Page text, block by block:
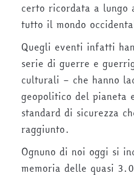
certo ricordata a lungo
tutto il mondo
Quegli eventi infatti
serie di guerre e
culturali – che hanno
geopolitico del pianeta
standard di sicurezza
raggiunto.
Ognuno di noi oggi si
memoria delle quasi